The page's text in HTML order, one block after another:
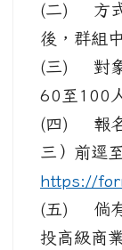
(二) 方式
後，群組
(三) 對象
60至100
(四) 報名
三）前逕
https://
(五) 倘有
投高級商